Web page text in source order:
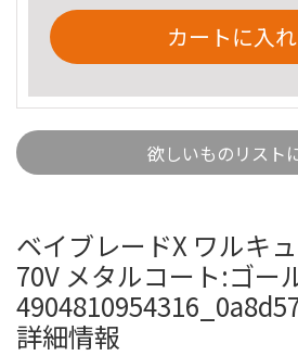
カートに入
欲しいものリスト
ベイブレードX ワルキ
70V メタルコート:ゴー
詳細情報